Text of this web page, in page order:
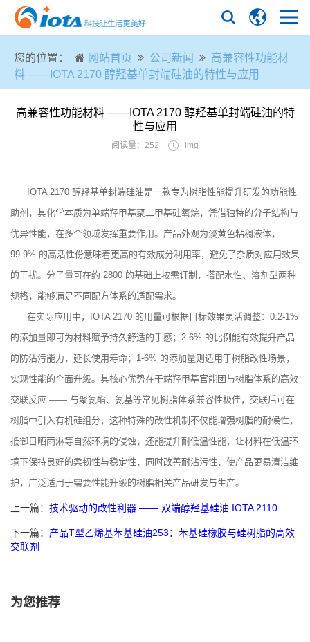
您的位置： 网站首页 公司新闻
高兼容性功能材
料 ——IOTA 2170 醇羟基单封端硅油的特性与应用
高兼容性功能材料 ——IOTA 2170 醇羟基单封端硅油的特
性与应用
阅读量：252 img
IOTA 2170 醇羟基单封端硅油是一款专为树脂性能提升研发的功能性
助剂，其化学本质为单端羟甲基聚二甲基硅氧烷，凭借独特的分子结构与
优异性能，在多个领域发挥重要作用。产品外观为淡黄色粘稠液体，
99.9% 的高活性份意味着更高的有效成分利用率，避免了杂质对应用效果
的干扰。分子量可在约 2800 的基础上按需订制，搭配水性、溶剂型两种
规格，能够满足不同配方体系的适配需求。
在实际应用中，IOTA 2170 的用量可根据目标效果灵活调整：0.2-1%
的添加量即可为材料赋予持久舒适的手感；2-6% 的比例能有效提升产品
的防沾污能力，延长使用寿命；1-6% 的添加量则适用于树脂改性场景，
实现性能的全面升级。其核心优势在于端羟甲基官能团与树脂体系的高效
交联反应 —— 与聚氨酯、氨基等常见树脂体系兼容性极佳，交联后可在
树脂中引入有机硅组分，这种特殊的改性机制不仅能增强树脂的耐候性，
抵御日晒雨淋等自然环境的侵蚀，还能提升耐低温性能，让材料在低温环
境下保持良好的柔韧性与稳定性，同时改善耐沾污性，使产品更易清洁维
护，广泛适用于需要性能升级的树脂相关产品研发与生产。
上一篇： 技术驱动的改性利器 —— 双端醇羟基硅油 IOTA 2110
下一篇： 产品T型乙烯基苯基硅油253：苯基硅橡胶与硅树脂的高效
交联剂
为您推荐